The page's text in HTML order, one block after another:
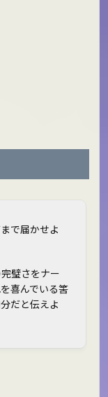
で届かせよ
璧さをナー
喜んでいる筈
だと伝えよ